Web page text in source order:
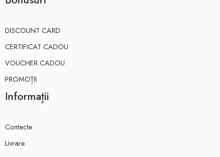
DISCOUNT CARD
CERTIFICAT CADOU
VOUCHER CADOU
PROMOȚII
Informații
Contacte
Livrare